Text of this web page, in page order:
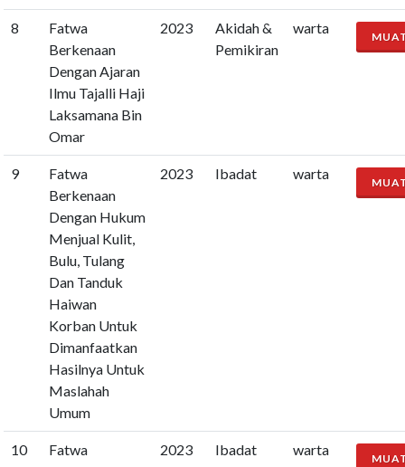
8
Fatwa
Berkenaan
Dengan Ajaran
Ilmu Tajalli Haji
Laksamana Bin
Omar
2023
Akidah &
Pemikiran
warta
9
Fatwa
Berkenaan
Dengan Hukum
Menjual Kulit,
Bulu, Tulang
Dan Tanduk
Haiwan
Korban Untuk
Dimanfaatkan
Hasilnya Untuk
Maslahah
Umum
2023 Ibadat warta
10
Fatwa
2023 Ibadat warta